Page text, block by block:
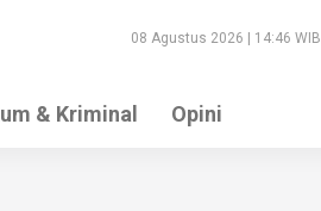
08 Agustus 2026 | 14:46 WIB
& Kriminal Opini